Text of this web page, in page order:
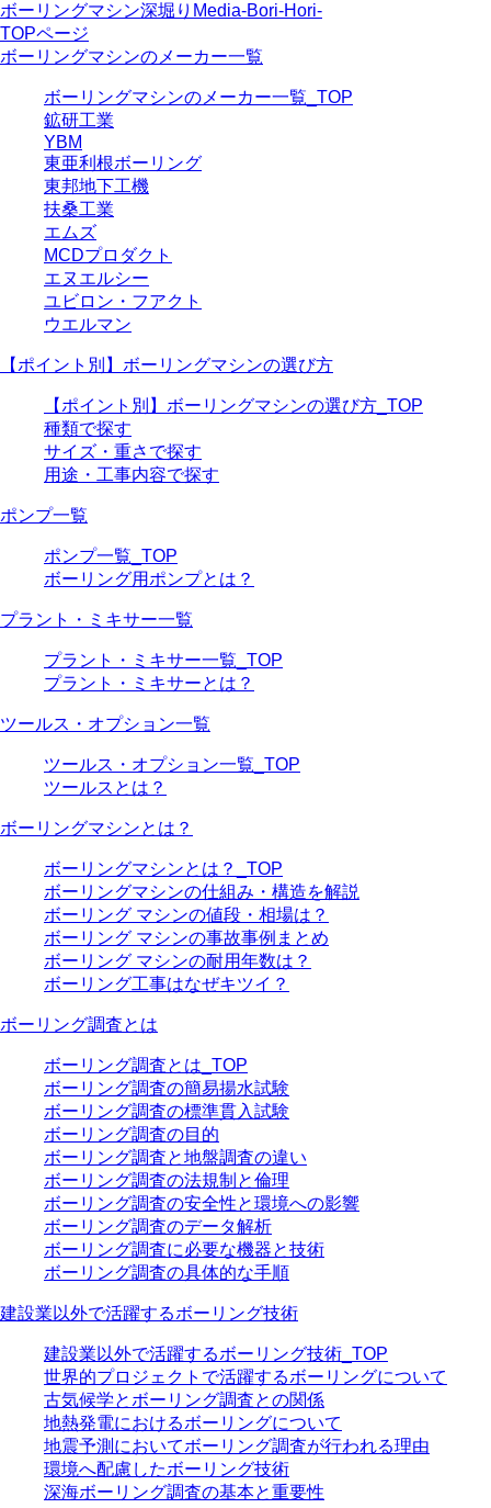
ボーリングマシン深堀りMedia-Bori-Hori-
TOPページ
ボーリングマシンのメーカー一覧
ボーリングマシンのメーカー一覧_TOP
鉱研工業
YBM
東亜利根ボーリング
東邦地下工機
扶桑工業
エムズ
MCDプロダクト
エヌエルシー
ユビロン・フアクト
ウエルマン
【ポイント別】ボーリングマシンの選び方
【ポイント別】ボーリングマシンの選び方_TOP
種類で探す
サイズ・重さで探す
用途・工事内容で探す
ポンプ一覧
ポンプ一覧_TOP
ボーリング用ポンプとは？
プラント・ミキサー一覧
プラント・ミキサー一覧_TOP
プラント・ミキサーとは？
ツールス・オプション一覧
ツールス・オプション一覧_TOP
ツールスとは？
ボーリングマシンとは？
ボーリングマシンとは？_TOP
ボーリングマシンの仕組み・構造を解説
ボーリング マシンの値段・相場は？
ボーリング マシンの事故事例まとめ
ボーリング マシンの耐用年数は？
ボーリング工事はなぜキツイ？
ボーリング調査とは
ボーリング調査とは_TOP
ボーリング調査の簡易揚水試験
ボーリング調査の標準貫入試験
ボーリング調査の目的
ボーリング調査と地盤調査の違い
ボーリング調査の法規制と倫理
ボーリング調査の安全性と環境への影響
ボーリング調査のデータ解析
ボーリング調査に必要な機器と技術
ボーリング調査の具体的な手順
建設業以外で活躍するボーリング技術
建設業以外で活躍するボーリング技術_TOP
世界的プロジェクトで活躍するボーリングについて
古気候学とボーリング調査との関係
地熱発電におけるボーリングについて
地震予測においてボーリング調査が行われる理由
環境へ配慮したボーリング技術
深海ボーリング調査の基本と重要性